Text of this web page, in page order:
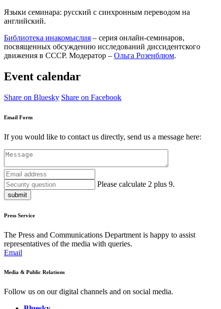
Языки семинара: русский с синхронным переводом на
английский.
Библиотека инакомыслия – серия онлайн-семинаров,
посвященных обсуждению исследований диссидентского
движения в СССР. Модератор – Ольга Розенблюм.
Event calendar
Share on Bluesky Share on Facebook
Email Form
If you would like to contact us directly, send us a message here:
Please calculate 2 plus 9.
submit
Press Service
The Press and Communications Department is happy to assist
representatives of the media with queries.
Email
Media & Public Relations
Follow us on our digital channels and on social media.